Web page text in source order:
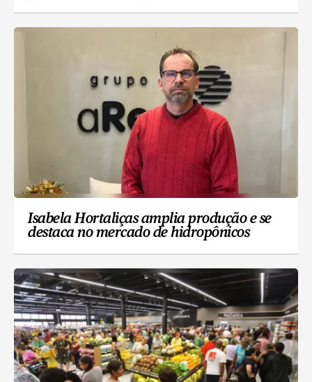
Isabela Hortaliças amplia produção e se
destaca no mercado de hidropônicos